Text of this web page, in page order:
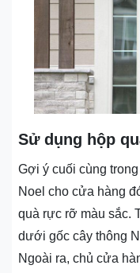
Sử dụng hộp
Gợi ý cuối cùng
Noel cho cửa hàng
quà rực rỡ màu sắc.
dưới gốc cây thông
Ngoài ra, chủ cửa